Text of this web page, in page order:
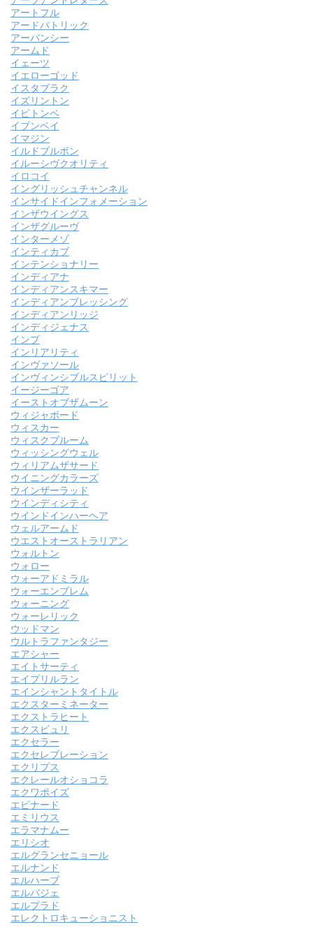
アートフル
アードパトリック
アーバンシー
アームド
イェーツ
イエローゴッド
イスタブラク
イズリントン
イピトンベ
イブンベイ
イマジン
イルドブルボン
イルーシヴクオリティ
イロコイ
イングリッシュチャンネル
インサイドインフォメーション
インザウイングス
インザグルーヴ
インターメゾ
インティカブ
インテンショナリー
インディアナ
インディアンスキマー
インディアンブレッシング
インディアンリッジ
インディジェナス
インプ
インリアリティ
インヴァソール
インヴィンシブルスピリット
イージーゴア
イーストオブザムーン
ウィジャボード
ウィスカー
ウィスクブルーム
ウィッシングウェル
ウィリアムザサード
ウイニングカラーズ
ウインザーラッド
ウインディシティ
ウインドインハーヘア
ウェルアームド
ウエストオーストラリアン
ウォルトン
ウォロー
ウォーアドミラル
ウォーエンブレム
ウォーニング
ウォーレリック
ウッドマン
ウルトラファンタジー
エアシャー
エイトサーティ
エイプリルラン
エインシャントタイトル
エクスターミネーター
エクストラヒート
エクスビュリ
エクセラー
エクセレブレーション
エクリプス
エクレールオショコラ
エクワポイズ
エピナード
エミリウス
エラマナムー
エリシオ
エルグランセニョール
エルナンド
エルハーブ
エルバジェ
エルプラド
エレクトロキューショニスト